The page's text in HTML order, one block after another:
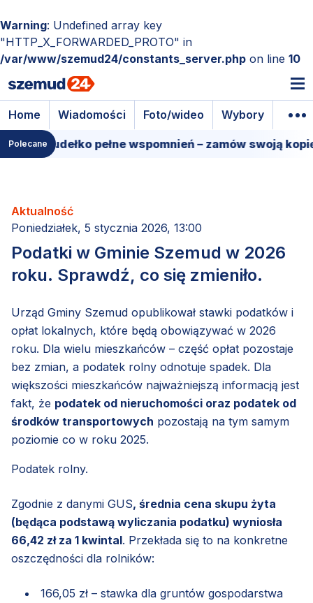
Warning: Undefined array key
"HTTP_X_FORWARDED_PROTO" in
/var/www/szemud24/constants_server.php on line 10
Home Wiadomości Foto/wideo Wybory
Polecane
pudełko pełne wspomnień – zamów swoją kopię!
Aktualność
Poniedziałek, 5 stycznia 2026, 13:00
Podatki w Gminie Szemud w 2026
roku. Sprawdź, co się zmieniło.
Urząd Gminy Szemud opublikował stawki podatków i
opłat lokalnych, które będą obowiązywać w 2026
roku. Dla wielu mieszkańców – część opłat pozostaje
bez zmian, a podatek rolny odnotuje spadek. Dla
większości mieszkańców najważniejszą informacją jest
fakt, że podatek od nieruchomości oraz podatek od
środków transportowych pozostają na tym samym
poziomie co w roku 2025.
Podatek rolny.
Zgodnie z danymi GUS, średnia cena skupu żyta
(będąca podstawą wyliczania podatku) wyniosła
66,42 zł za 1 kwintal. Przekłada się to na konkretne
oszczędności dla rolników:
166,05 zł – stawka dla gruntów gospodarstwa